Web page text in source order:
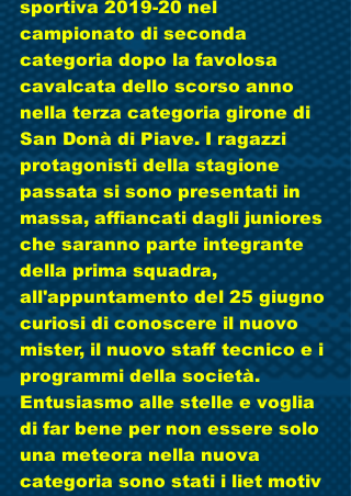
sportiva 2019-20 nel
campionato di seconda
categoria dopo la favolosa
cavalcata dello scorso anno
nella terza categoria girone di
San Donà di Piave. I ragazzi
protagonisti della stagione
passata si sono presentati in
massa, affiancati dagli juniores
che saranno parte integrante
della prima squadra,
all'appuntamento del 25 giugno
curiosi di conoscere il nuovo
mister, il nuovo staff tecnico e i
programmi della società.
Entusiasmo alle stelle e voglia
di far bene per non essere solo
una meteora nella nuova
categoria sono stati i liet motiv